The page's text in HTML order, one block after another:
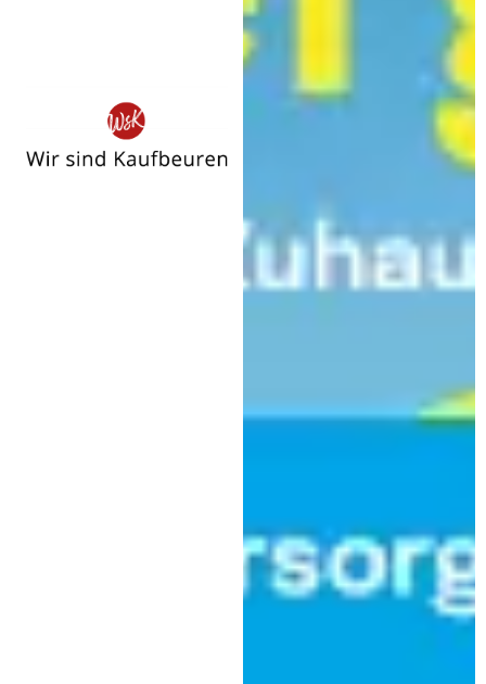
Zurück in der Spur: SV
Kaufbeuren bezwingt
Lagerlechfeld im Heimspiel